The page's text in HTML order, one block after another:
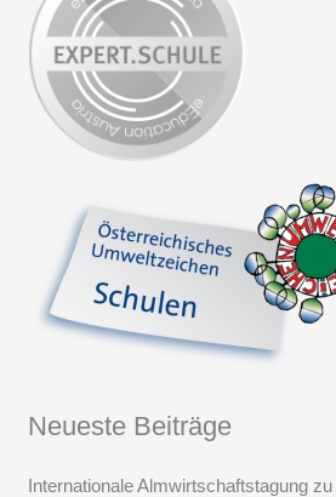
Neueste Beiträge
Internationale Almwirtschaftstagung